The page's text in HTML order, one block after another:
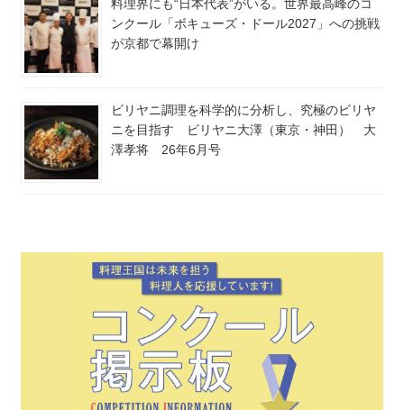
料理界にも“日本代表”がいる。世界最高峰のコ
ンクール「ボキューズ・ドール2027」への挑戦
が京都で幕開け
ビリヤニ調理を科学的に分析し、究極のビリヤ
ニを目指す ビリヤニ大澤（東京・神田） 大
澤孝将 26年6月号